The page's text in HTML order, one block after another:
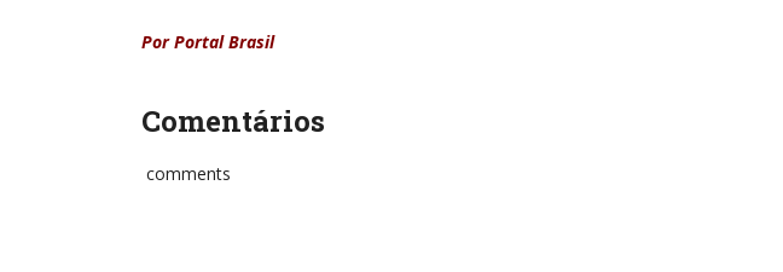
Por Portal Brasil
Comentários
comments